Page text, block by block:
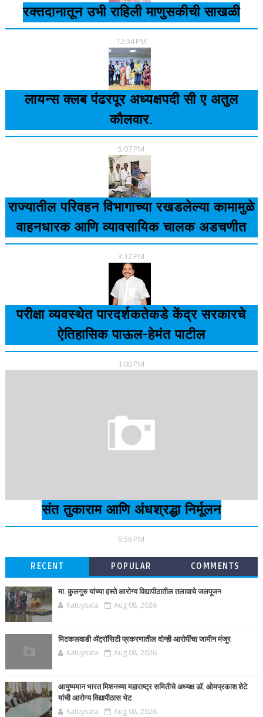
रक्तदानातून उभी राहिली माणुसकीची साखळी
12:34 PM
लायन्स क्लब पंढरपूर अध्यक्षपदी सी ए अतुल
कौलवार.
5:07 PM
राज्यातील परिवहन विभागाच्या रखडलेल्या कामामुळे
वाहनधारक आणि व्यावसायिक चालक अडचणीत
3:12 PM
परीक्षा व्यवस्थेत पारदर्शकतेकडे केंद्र सरकारचे
ऐतिहासिक पाऊल-हेमंत पाटील
1:00 PM
संत तुकाराम आणि अंधश्रद्धा निर्मूलन
9:56 PM
RECENT POPULAR COMMENTS
मा. कुलगुरु यांच्या हस्ते आरोग्य विद्यापीठातील तलावाचे जलपूजन
Katuysata Aug 08, 2026
मिटकलवाडी ॲट्रॉसिटी प्रकरणातील दोन्ही आरोपींचा जामीन मंजूर
Katuysata Aug 08, 2026
आयुष्यमान भारत मिशनच्या महाराष्ट्र समितीचे अध्यक्ष डॉ. ओमप्रकाश शेटे
यांची आरोग्य विद्यापीठास भेट
Katuysata Aug 08, 2026